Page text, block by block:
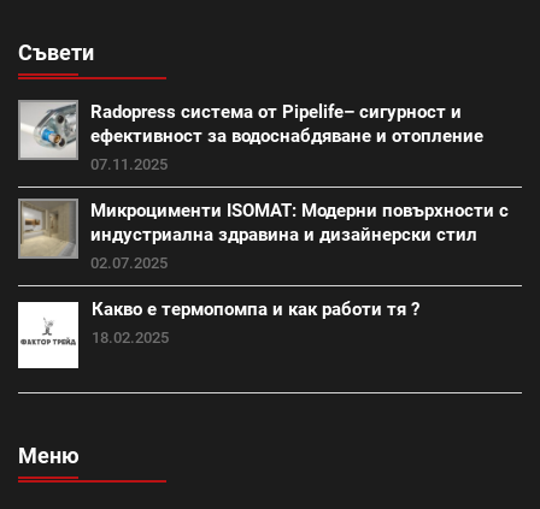
Промоция работни инструменти и помощни средства
(28)
външна изолация (18) фибран (23)
Класик (15) Покривна система Тондах (22)
Промоция вата (20)
Итонг размери (18) Винеам (13)
Промоция електроматериали (1)
Съвети
Radopress система от Pipelife– сигурност и
ефективност за водоснабдяване и отопление
07.11.2025
Микроцименти ISOMAT: Модерни повърхности с
индустриална здравина и дизайнерски стил
02.07.2025
Какво е термопомпа и как работи тя ?
18.02.2025
Меню